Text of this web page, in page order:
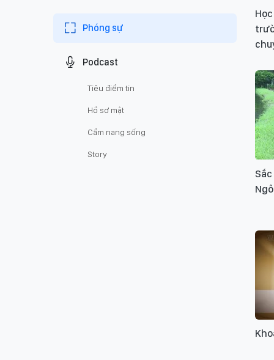
Phóng sự
Podcast
Tiêu điểm tin
Hồ sơ mật
Cẩm nang sống
Story